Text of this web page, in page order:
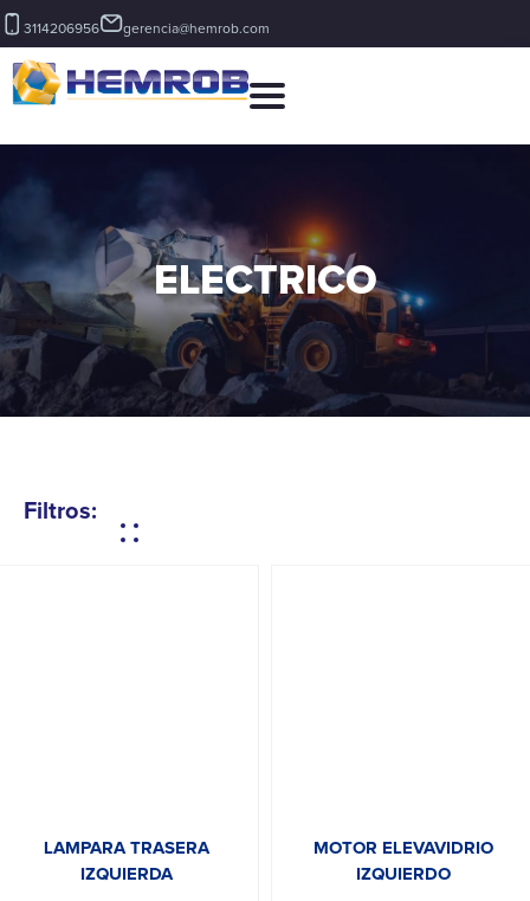
3114206956 gerencia@hemrob.com
ELECTRICO
Filtros:
LAMPARA TRASERA
IZQUIERDA
MOTOR ELEVAVIDRIO
IZQUIERDO